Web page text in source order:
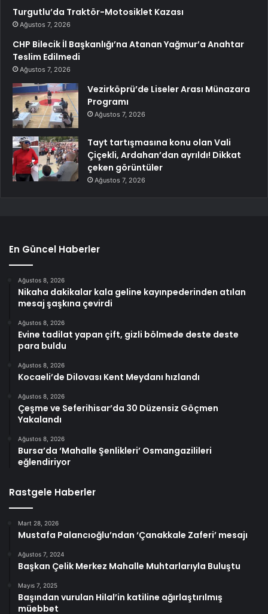
Turgutlu’da Traktör-Motosiklet Kazası
Ağustos 7, 2026
CHP Bilecik İl Başkanlığı’na Atanan Yağmur’a Anahtar
Teslim Edilmedi
Ağustos 7, 2026
Vezirköprü’de Liseler Arası Münazara
Programı
Ağustos 7, 2026
Tayt tartışmasına konu olan Vali
Çiçekli, Ardahan’dan ayrıldı! Dikkat
çeken görüntüler
Ağustos 7, 2026
En Güncel Haberler
Ağustos 8, 2026
Nikaha dakikalar kala geline kayınpederinden atılan
mesaj şaşkına çevirdi
Ağustos 8, 2026
Evine tadilat yapan çift, gizli bölmede deste deste
para buldu
Ağustos 8, 2026
Kocaeli’de Dilovası Kent Meydanı hızlandı
Ağustos 8, 2026
Çeşme ve Seferihisar’da 30 Düzensiz Göçmen
Yakalandı
Ağustos 8, 2026
Bursa’da ‘Mahalle Şenlikleri’ Osmangazilileri
eğlendiriyor
Rastgele Haberler
Mart 28, 2026
Mustafa Palancıoğlu’ndan ‘Çanakkale Zaferi’ mesajı
Ağustos 7, 2024
Başkan Çelik Merkez Mahalle Muhtarlarıyla Buluştu
Mayıs 7, 2025
Başından vurulan Hilal’in katiline ağırlaştırılmış
müebbet